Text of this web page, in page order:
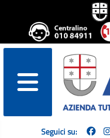
menu
Seguici su: